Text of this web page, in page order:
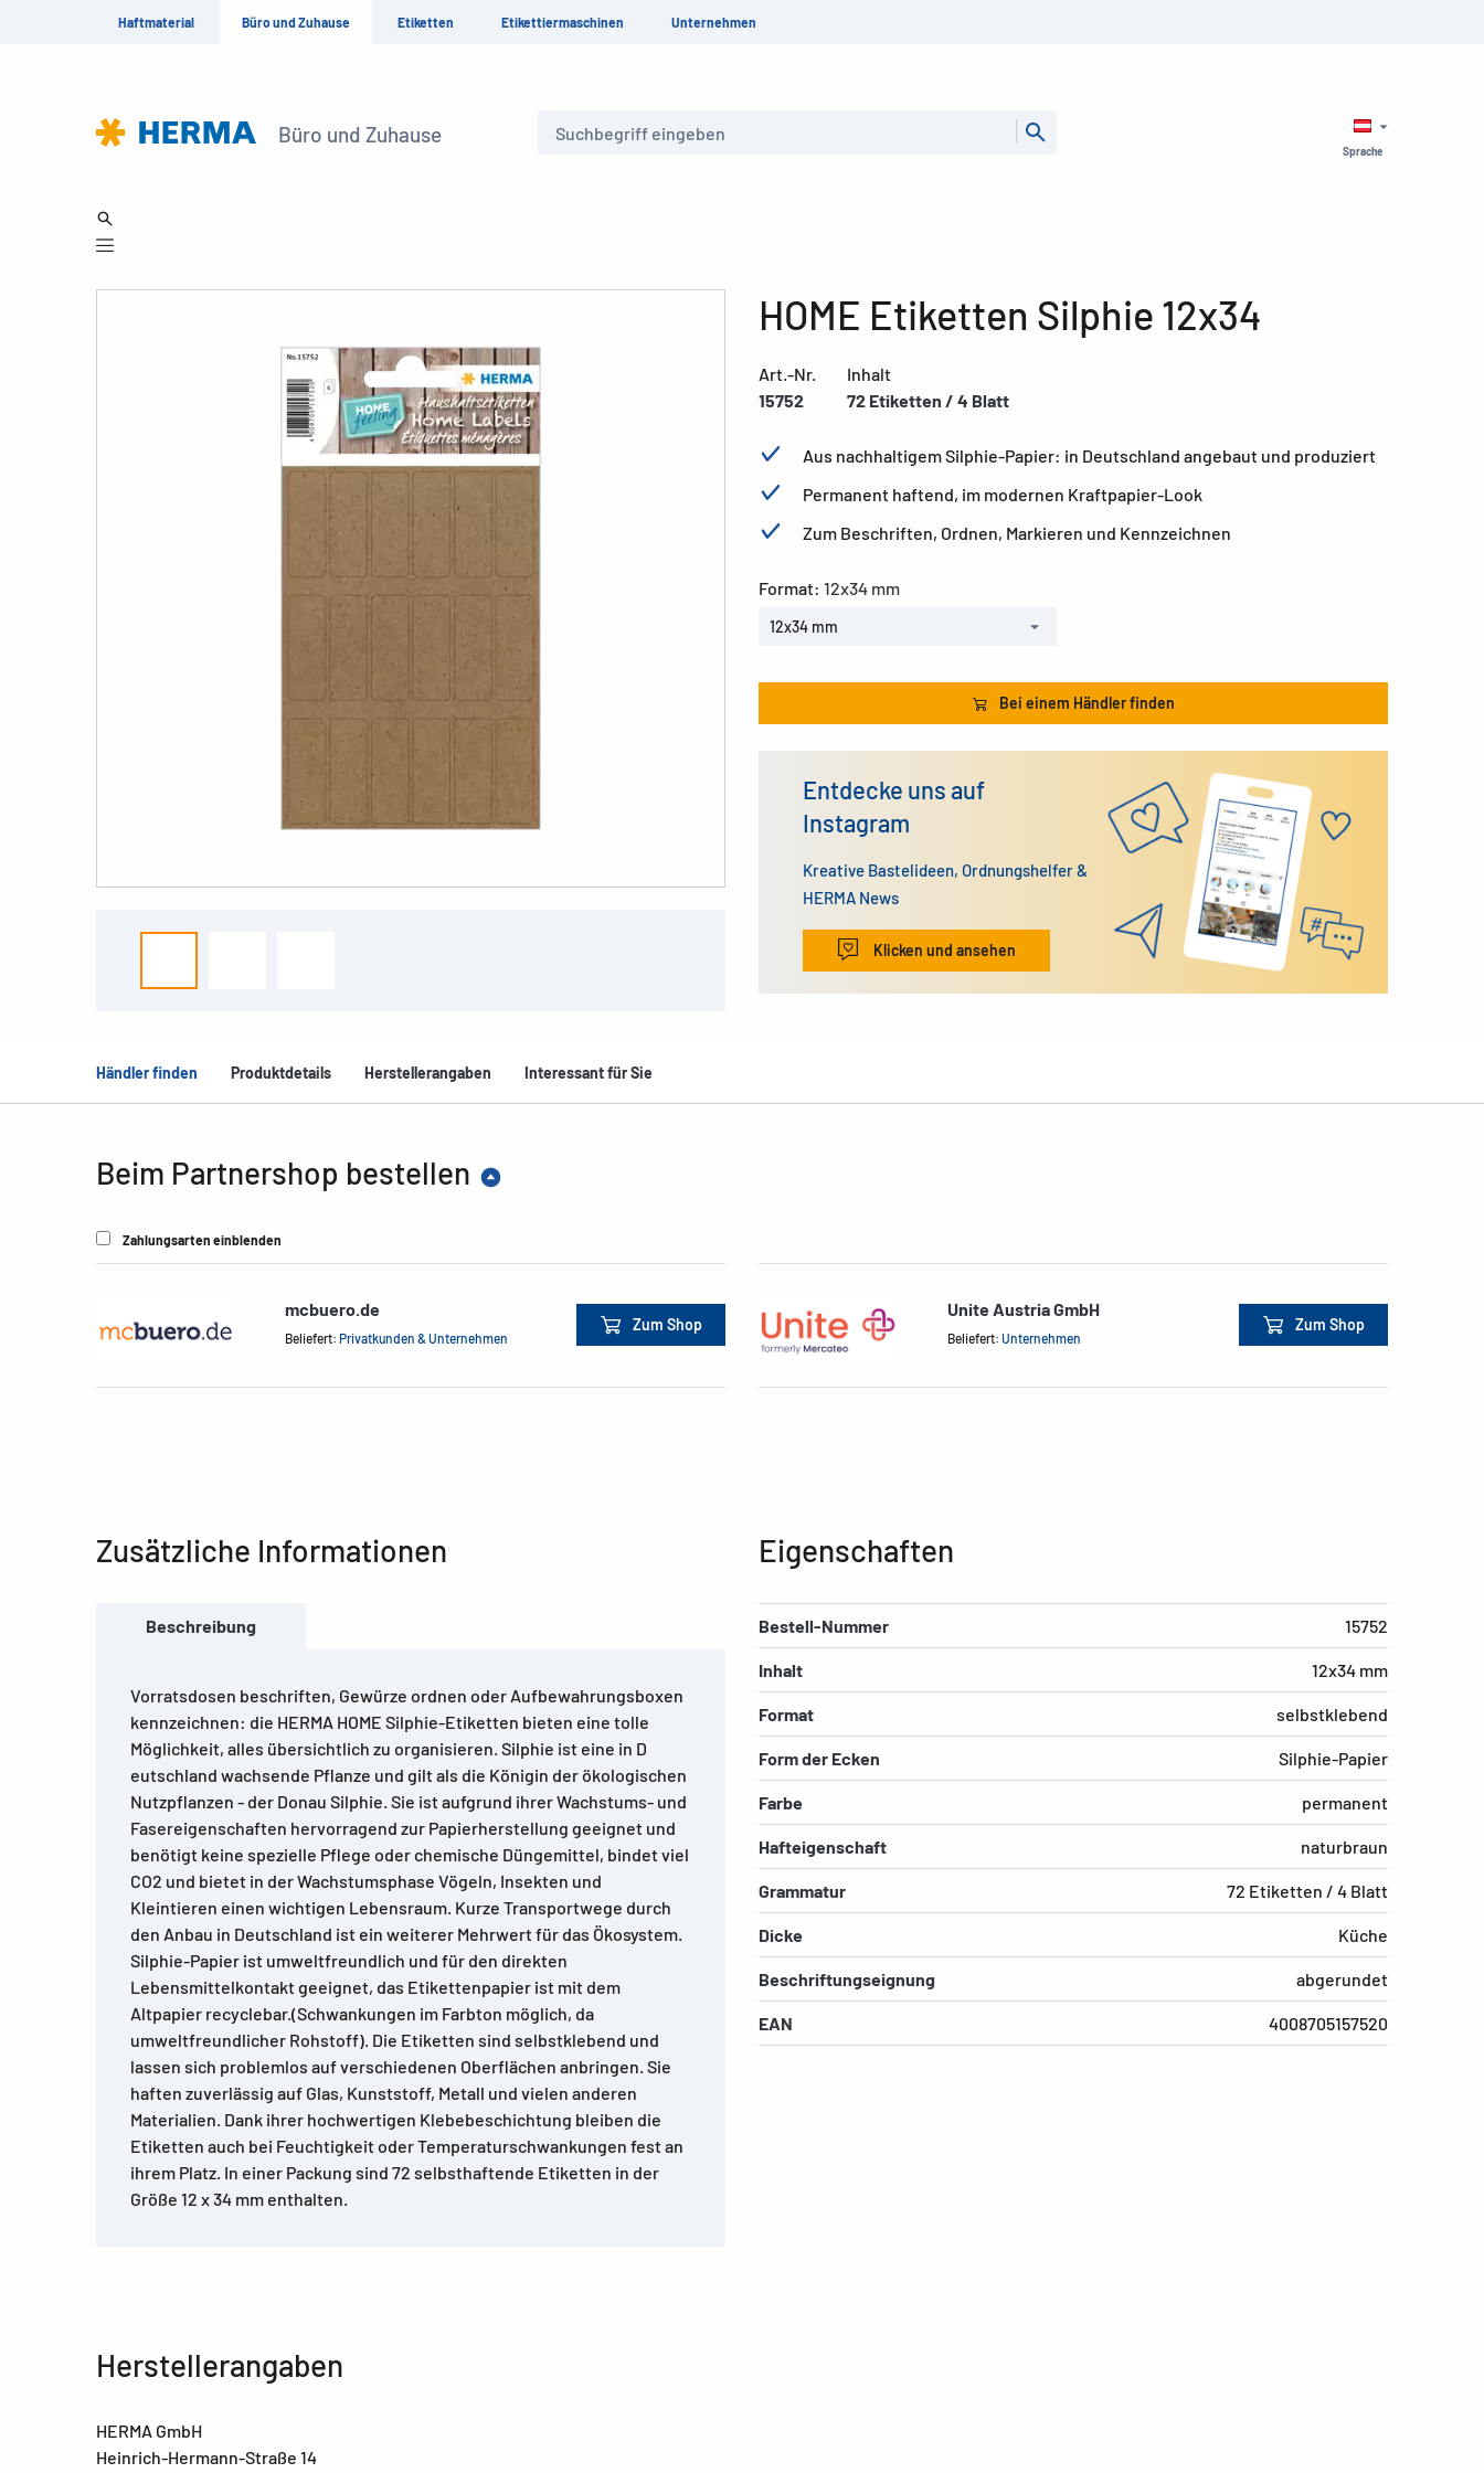
Haftmaterial Büro und Zuhause Etiketten Etikettiermaschinen Unternehmen
Büro und Zuhause
Sprache
HOME Etiketten Silphie 12x34
Art.-Nr.
15752
Inhalt
72 Etiketten / 4 Blatt
Aus nachhaltigem Silphie-Papier: in Deutschland angebaut und produziert
Permanent haftend, im modernen Kraftpapier-Look
Zum Beschriften, Ordnen, Markieren und Kennzeichnen
Format: 12x34 mm
12x34 mm
Bei einem Händler finden
Entdecke uns auf
Instagram
Kreative Bastelideen, Ordnungshelfer &
HERMA News
Klicken und ansehen
Händler finden Produktdetails Herstellerangaben Interessant für Sie
Beim Partnershop bestellen
Zahlungsarten einblenden
mcbuero.de
Beliefert: Privatkunden & Unternehmen
Zum Shop
Unite Austria GmbH
Beliefert: Unternehmen
Zum Shop
Zusätzliche Informationen
Beschreibung
Vorratsdosen beschriften, Gewürze ordnen oder Aufbewahrungsboxen
kennzeichnen: die HERMA HOME Silphie-Etiketten bieten eine tolle
Möglichkeit, alles übersichtlich zu organisieren. Silphie ist eine in D
eutschland wachsende Pflanze und gilt als die Königin der ökologischen
Nutzpflanzen - der Donau Silphie. Sie ist aufgrund ihrer Wachstums- und
Fasereigenschaften hervorragend zur Papierherstellung geeignet und
benötigt keine spezielle Pflege oder chemische Düngemittel, bindet viel
CO2 und bietet in der Wachstumsphase Vögeln, Insekten und
Kleintieren einen wichtigen Lebensraum. Kurze Transportwege durch
den Anbau in Deutschland ist ein weiterer Mehrwert für das Ökosystem.
Silphie-Papier ist umweltfreundlich und für den direkten
Lebensmittelkontakt geeignet, das Etikettenpapier ist mit dem
Altpapier recyclebar.(Schwankungen im Farbton möglich, da
umweltfreundlicher Rohstoff). Die Etiketten sind selbstklebend und
lassen sich problemlos auf verschiedenen Oberflächen anbringen. Sie
haften zuverlässig auf Glas, Kunststoff, Metall und vielen anderen
Materialien. Dank ihrer hochwertigen Klebebeschichtung bleiben die
Etiketten auch bei Feuchtigkeit oder Temperaturschwankungen fest an
ihrem Platz. In einer Packung sind 72 selbsthaftende Etiketten in der
Größe 12 x 34 mm enthalten.
Eigenschaften
Bestell-Nummer 15752
Inhalt 12x34 mm
Format selbstklebend
Form der Ecken Silphie-Papier
Farbe permanent
Hafteigenschaft naturbraun
Grammatur 72 Etiketten / 4 Blatt
Dicke Küche
Beschriftungseignung abgerundet
EAN 4008705157520
Herstellerangaben
HERMA GmbH
Heinrich-Hermann-Straße 14